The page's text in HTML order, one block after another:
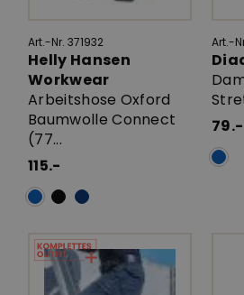
Art.-Nr. 371932
Helly Hansen
Workwear
Arbeitshose Oxford
Baumwolle Connect
(77...
115.-
Art.-
79.-